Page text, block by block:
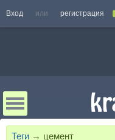
Вход или регистрация
Теги → цемент